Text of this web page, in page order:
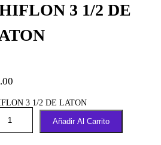
3 1/2 DE
3 1/2 DE LATON
Añadir Al Carrito